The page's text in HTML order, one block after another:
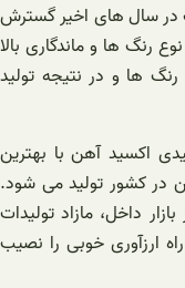
در سال های اخیر گسترش
رنگ ها و ماندگاری بالا
ها و در نتیجه تولید
اکسید آهن با بهترین
در کشور تولید می شود.
داخل، مازاد تولیدات
ارزآوری خوبی را نصیب